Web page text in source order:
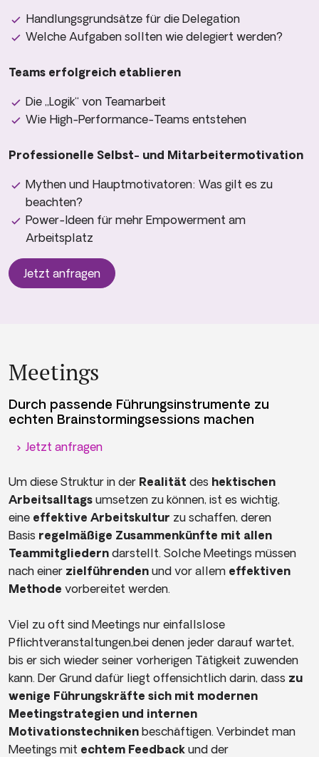
Handlungsgrundsätze für die Delegation
Welche Aufgaben sollten wie delegiert werden?
Teams erfolgreich etablieren
Die „Logik“ von Teamarbeit
Wie High-Performance-Teams entstehen
Professionelle Selbst- und Mitarbeitermotivation
Mythen und Hauptmotivatoren: Was gilt es zu
beachten?
Power-Ideen für mehr Empowerment am
Arbeitsplatz
Jetzt anfragen
Meetings
Durch passende Führungs­instrumente zu
echten Brainstorming­sessions machen
Jetzt anfragen
Um diese Struktur in der Realität des hektischen
Arbeitsalltags umsetzen zu können, ist es wichtig,
eine effektive Arbeitskultur zu schaffen, deren
Basis regelmäßige Zusammenkünfte mit allen
Teammitgliedern darstellt. Solche Meetings müssen
nach einer zielführenden und vor allem effektiven
Methode vorbereitet werden.
Viel zu oft sind Meetings nur einfallslose
Pflichtveranstaltungen,bei denen jeder darauf wartet,
bis er sich wieder seiner vorherigen Tätigkeit zuwenden
kann. Der Grund dafür liegt offensichtlich darin, dass zu
wenige Führungskräfte sich mit modernen
Meetingstrategien und internen
Motivationstechniken beschäftigen. Verbindet man
Meetings mit echtem Feedback und der